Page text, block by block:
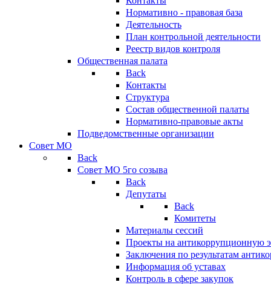
Нормативно - правовая база
Деятельность
План контрольной деятельности
Реестр видов контроля
Общественная палата
Back
Контакты
Структура
Состав общественной палаты
Нормативно-правовые акты
Подведомственные организации
Совет МО
Back
Совет МО 5го созыва
Back
Депутаты
Back
Комитеты
Материалы сессий
Проекты на антикоррупционную
Заключения по результатам
Информация об уставах
Контроль в сфере закупок